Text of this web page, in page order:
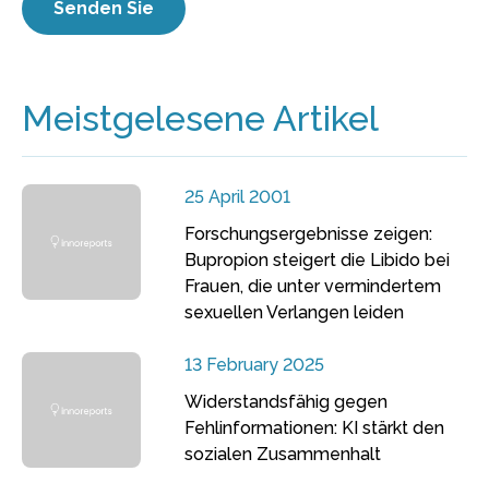
Meistgelesene Artikel
25 April 2001
Forschungsergebnisse zeigen:
Bupropion steigert die Libido bei
Frauen, die unter vermindertem
sexuellen Verlangen leiden
13 February 2025
Widerstandsfähig gegen
Fehlinformationen: KI stärkt den
sozialen Zusammenhalt